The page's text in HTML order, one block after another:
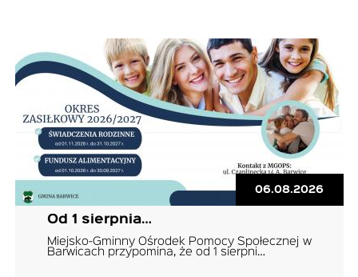
06.08.2026
Od 1 sierpnia…
Miejsko-Gminny Ośrodek Pomocy Społecznej w
Barwicach przypomina, że od 1 sierpni…